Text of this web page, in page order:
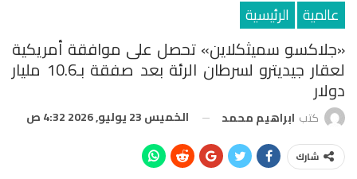
عالمية الرئيسية
«جلاكسو سميثكلاين» تحصل على موافقة أمريكية
لعقار جيديترو لسرطان الرئة بعد صفقة بـ10.6 مليار
دولار
كتب ابراهيم محمد الخميس 23 يوليو, 2026 4:32 ص
شارك